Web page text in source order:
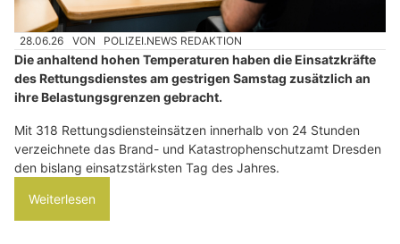
28.06.26 VON POLIZEI.NEWS REDAKTION
Die anhaltend hohen Temperaturen haben die Einsatzkräfte
des Rettungsdienstes am gestrigen Samstag zusätzlich an
ihre Belastungsgrenzen gebracht.
Mit 318 Rettungsdiensteinsätzen innerhalb von 24 Stunden
verzeichnete das Brand- und Katastrophenschutzamt Dresden
den bislang einsatzstärksten Tag des Jahres.
Weiterlesen